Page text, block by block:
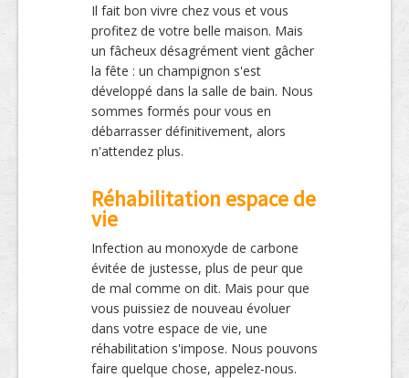
Il fait bon vivre chez vous et vous
profitez de votre belle maison. Mais
un fâcheux désagrément vient gâcher
la fête : un champignon s'est
développé dans la salle de bain. Nous
sommes formés pour vous en
débarrasser définitivement, alors
n'attendez plus.
Réhabilitation espace de
vie
Infection au monoxyde de carbone
évitée de justesse, plus de peur que
de mal comme on dit. Mais pour que
vous puissiez de nouveau évoluer
dans votre espace de vie, une
réhabilitation s'impose. Nous pouvons
faire quelque chose, appelez-nous.